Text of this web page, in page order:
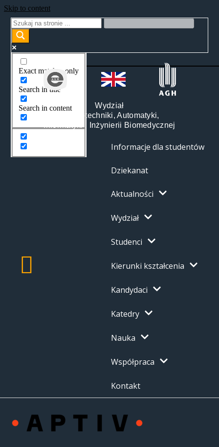
Skip to content
Exact matches only
Search in title
Search in content
Wydział
Elektrotechniki, Automatyki,
Informatyki i Inżynierii Biomedycznej
Informacje dla studentów
Dziekanat
Aktualności
Wydział
Studenci
Kierunki kształcenia
Kandydaci
Katedry
Nauka
Współpraca
Kontakt